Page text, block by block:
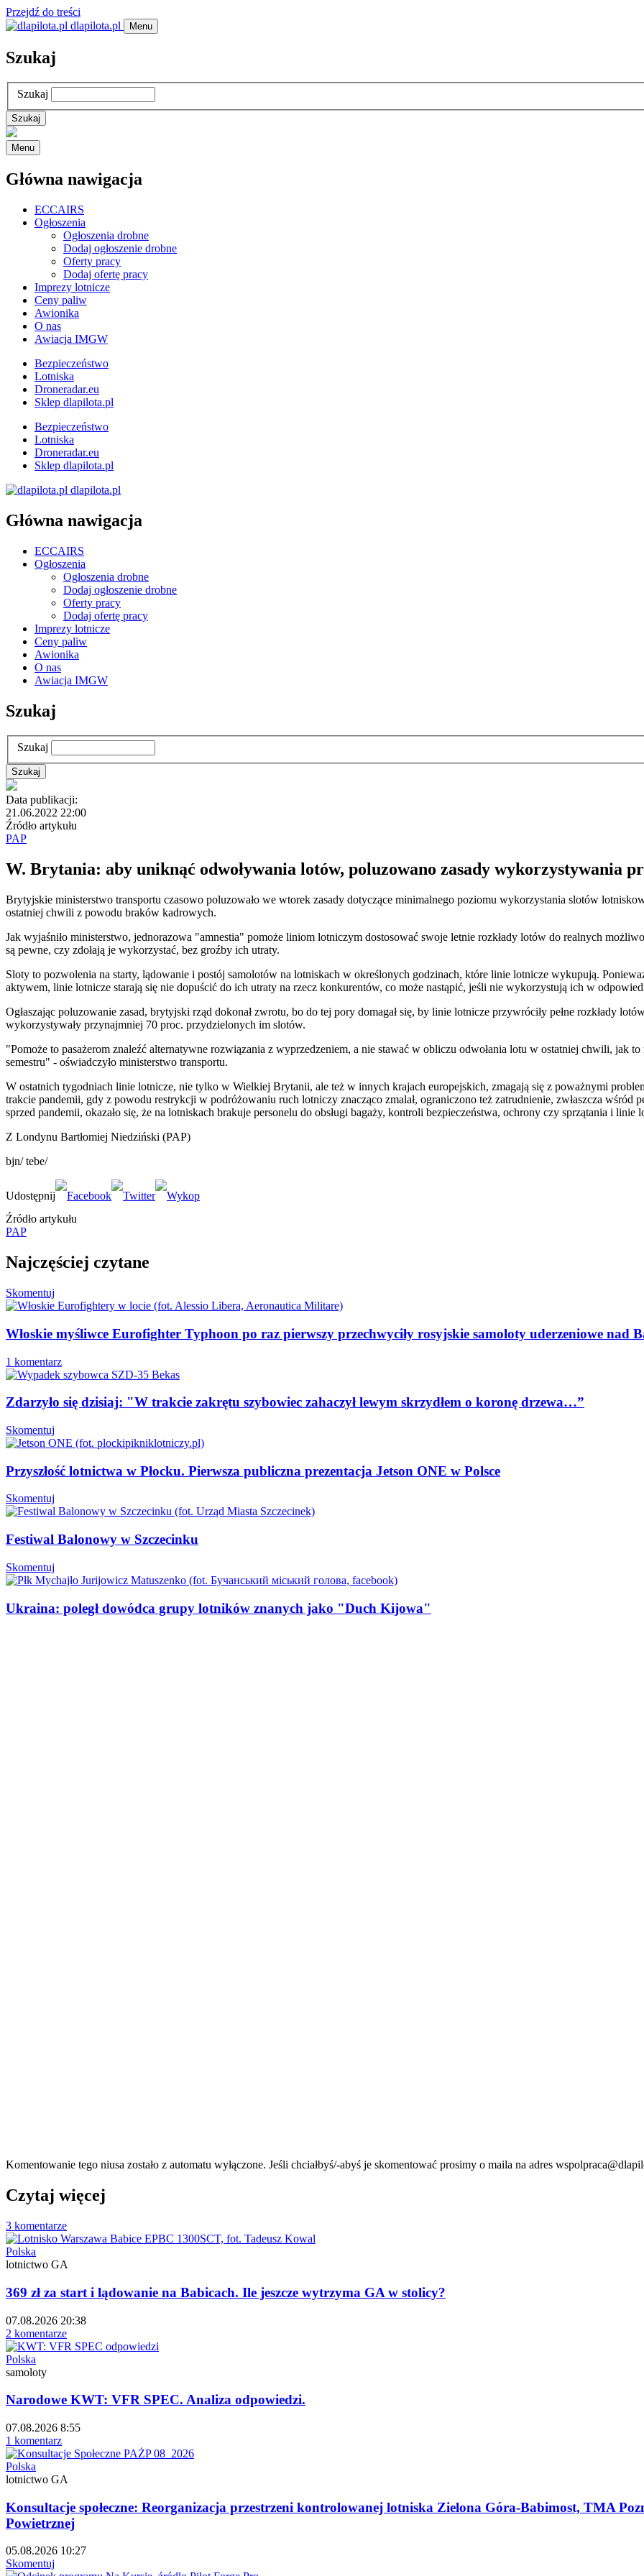
Przejdź do treści
dlapilota.pl
Menu
Szukaj
Szukaj
Menu
Główna nawigacja
ECCAIRS
Ogłoszenia
Ogłoszenia drobne
Dodaj ogłoszenie drobne
Oferty pracy
Dodaj ofertę pracy
Imprezy lotnicze
Ceny paliw
Awionika
O nas
Awiacja IMGW
Bezpieczeństwo
Lotniska
Droneradar.eu
Sklep dlapilota.pl
Bezpieczeństwo
Lotniska
Droneradar.eu
Sklep dlapilota.pl
dlapilota.pl
Główna nawigacja
ECCAIRS
Ogłoszenia
Ogłoszenia drobne
Dodaj ogłoszenie drobne
Oferty pracy
Dodaj ofertę pracy
Imprezy lotnicze
Ceny paliw
Awionika
O nas
Awiacja IMGW
Szukaj
Szukaj
Data publikacji:
21.06.2022 22:00
Źródło artykułu
PAP
W. Brytania: aby uniknąć odwoływania lotów, poluzowano zasady wykorzystywania
Brytyjskie ministerstwo transportu czasowo poluzowało we wtorek zasady dotyczące minimalnego poziomu wykorzystania slotów
ostatniej chwili z powodu braków kadrowych.
Jak wyjaśniło ministerstwo, jednorazowa "amnestia" pomoże liniom lotniczym dostosować swoje letnie rozkłady lotów do realnych
są pewne, czy zdołają je wykorzystać, bez groźby ich utraty.
Sloty to pozwolenia na starty, lądowanie i postój samolotów na lotniskach w określonych godzinach, które linie lotnicze wykupują.
aktywem, linie lotnicze starają się nie dopuścić do ich utraty na rzecz konkurentów, co może nastąpić, jeśli nie wykorzystują ich w
Ogłaszając poluzowanie zasad, brytyjski rząd dokonał zwrotu, bo do tej pory domagał się, by linie lotnicze przywróciły pełne rozkłady
wykorzystywały przynajmniej 70 proc. przydzielonych im slotów.
"Pomoże to pasażerom znaleźć alternatywne rozwiązania z wyprzedzeniem, a nie stawać w obliczu odwołania lotu w ostatniej chwili, jak
semestru" - oświadczyło ministerstwo transportu.
W ostatnich tygodniach linie lotnicze, nie tylko w Wielkiej Brytanii, ale też w innych krajach europejskich, zmagają się z poważnymi
trakcie pandemii, gdy z powodu restrykcji w podróżowaniu ruch lotniczy znacząco zmalał, ograniczono też zatrudnienie, zwłaszcza wśród
sprzed pandemii, okazało się, że na lotniskach brakuje personelu do obsługi bagaży, kontroli bezpieczeństwa, ochrony czy sprzątania i
Z Londynu Bartłomiej Niedziński (PAP)
bjn/ tebe/
Źródło artykułu
PAP
Najczęściej czytane
Skomentuj
Włoskie myśliwce Eurofighter Typhoon po raz pierwszy przechwyciły rosyjskie samoloty uderzeniowe nad
1 komentarz
Zdarzyło się dzisiaj: "W trakcie zakrętu szybowiec zahaczył lewym skrzydłem o koronę drzewa…”
Skomentuj
Przyszłość lotnictwa w Płocku. Pierwsza publiczna prezentacja Jetson ONE w Polsce
Skomentuj
Festiwal Balonowy w Szczecinku
Skomentuj
Ukraina: poległ dowódca grupy lotników znanych jako "Duch Kijowa"
Komentowanie tego niusa zostało z automatu wyłączone. Jeśli chciałbyś/-abyś je skomentować prosimy o maila na adres
Czytaj więcej
3 komentarze
Polska
lotnictwo GA
369 zł za start i lądowanie na Babicach. Ile jeszcze wytrzyma GA w stolicy?
07.08.2026 20:38
2 komentarze
Polska
samoloty
Narodowe KWT: VFR SPEC. Analiza odpowiedzi.
07.08.2026 8:55
1 komentarz
Polska
lotnictwo GA
Konsultacje społeczne: Reorganizacja przestrzeni kontrolowanej lotniska Zielona Góra-Babimost, TMA
Powietrznej
05.08.2026 10:27
Skomentuj